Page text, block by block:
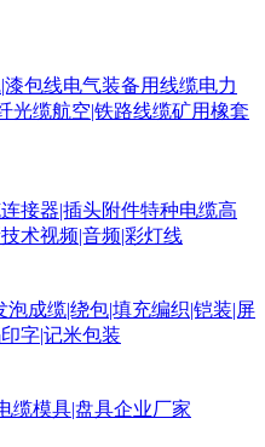
漆包线电气装备用线缆电力
光缆航空|铁路线缆矿用橡套
连接器|插头附件特种电缆高
术视频|音频|彩灯线
泡成缆|绕包|填充编织|铠装|屏
字|记米包装
缆模具|盘具企业厂家